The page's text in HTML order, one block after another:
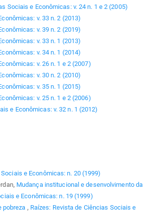
Sociais e Econômicas: v. 24 n. 1 e 2 (2005)
v. 33 n. 2 (2013)
v. 39 n. 2 (2019)
v. 33 n. 1 (2013)
v. 34 n. 1 (2014)
v. 26 n. 1 e 2 (2007)
v. 30 n. 2 (2010)
v. 35 n. 1 (2015)
v. 25 n. 1 e 2 (2006)
e Econômicas: v. 32 n. 1 (2012)
e Econômicas: n. 20 (1999)
Mudança institucional e desenvolvimento da
e Econômicas: n. 19 (1999)
pobreza , Raízes: Revista de Ciências Sociais e